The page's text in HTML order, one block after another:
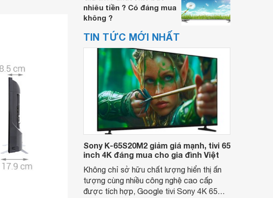
nhiêu tiền ? Có đáng mua
không ?
TIN TỨC MỚI NHẤT
Sony K-65S20M2 giảm giá mạnh, tivi 65
inch 4K đáng mua cho gia đình Việt
Không chỉ sở hữu chất lượng hiển thị ấn
tượng cùng nhiều công nghệ cao cấp
được tích hợp, Google tivi Sony 4K 65